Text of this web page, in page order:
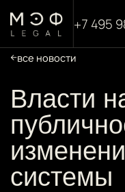
+7 495
все новости
Власти
системы